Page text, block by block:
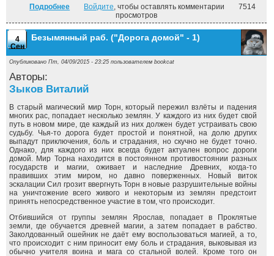
Подробнее о Наёмник Его Величества ("Дорога домой" - 2)
Войдите, чтобы оставлять комментарии
7514
просмотров
4
Сен
Безымянный раб. ("Дорога домой" - 1)
Опубликовано Пт, 04/09/2015 - 23:25 пользователем bookcat
Авторы:
Зыков Виталий
В старый магический мир Торн, который пережил взлёты и падения
многих рас, попадает несколько землян. У каждого из них будет свой
путь в новом мире, где каждый из них должен будет устраивать свою
судьбу. Чья-то дорога будет простой и понятной, на долю других
выпадут приключения, боль и страдания, но скучно не будет точно.
Однако, для каждого из них всегда будет актуален вопрос дороги
домой. Мир Торна находится в постоянном противостоянии разных
государств и магии, оживает и наследние Древних, когда-то
правивших этим миром, но давно поверженных. Новый виток
эскалации Сил грозит ввергнуть Торн в новые разрушительные войны
на уничтожение всего живого и некоторым из землян предстоит
принять непосредственное участие в том, что происходит.
Отбившийся от группы землян Ярослав, попадает в Проклятые
земли, где обучается древней магии, а затем попадает в рабство.
Заколдованный ошейник не даёт ему воспользоваться магией, а то,
что происходит с ним приносит ему боль и страдания, выковывая из
обычно учителя воина и мага со стальной волей. Кроме того он